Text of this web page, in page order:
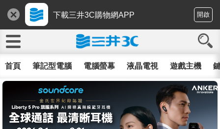
下載三井3C購物網APP 開啟
首頁 筆記型電腦 電腦螢幕 液晶電視 遊戲主機